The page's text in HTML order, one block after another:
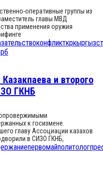
оперативные группы из
главы МВД
применения оружия
конфликткр
и второго
ГКНБ
к госизмене.
главу Ассоциации казахов
в СИЗО ГКНБ,
первомайполитолог